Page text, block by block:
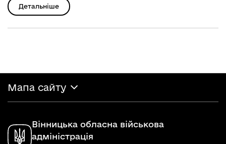
Детальніше
Мапа сайту
Вінницька обласна військова
адміністрація